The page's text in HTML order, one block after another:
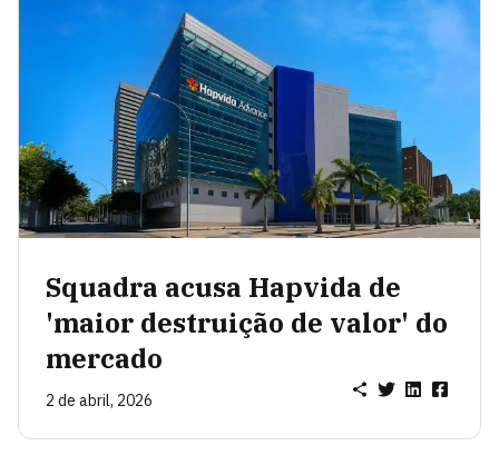
Squadra acusa Hapvida de
'maior destruição de valor' do
mercado
2 de abril, 2026